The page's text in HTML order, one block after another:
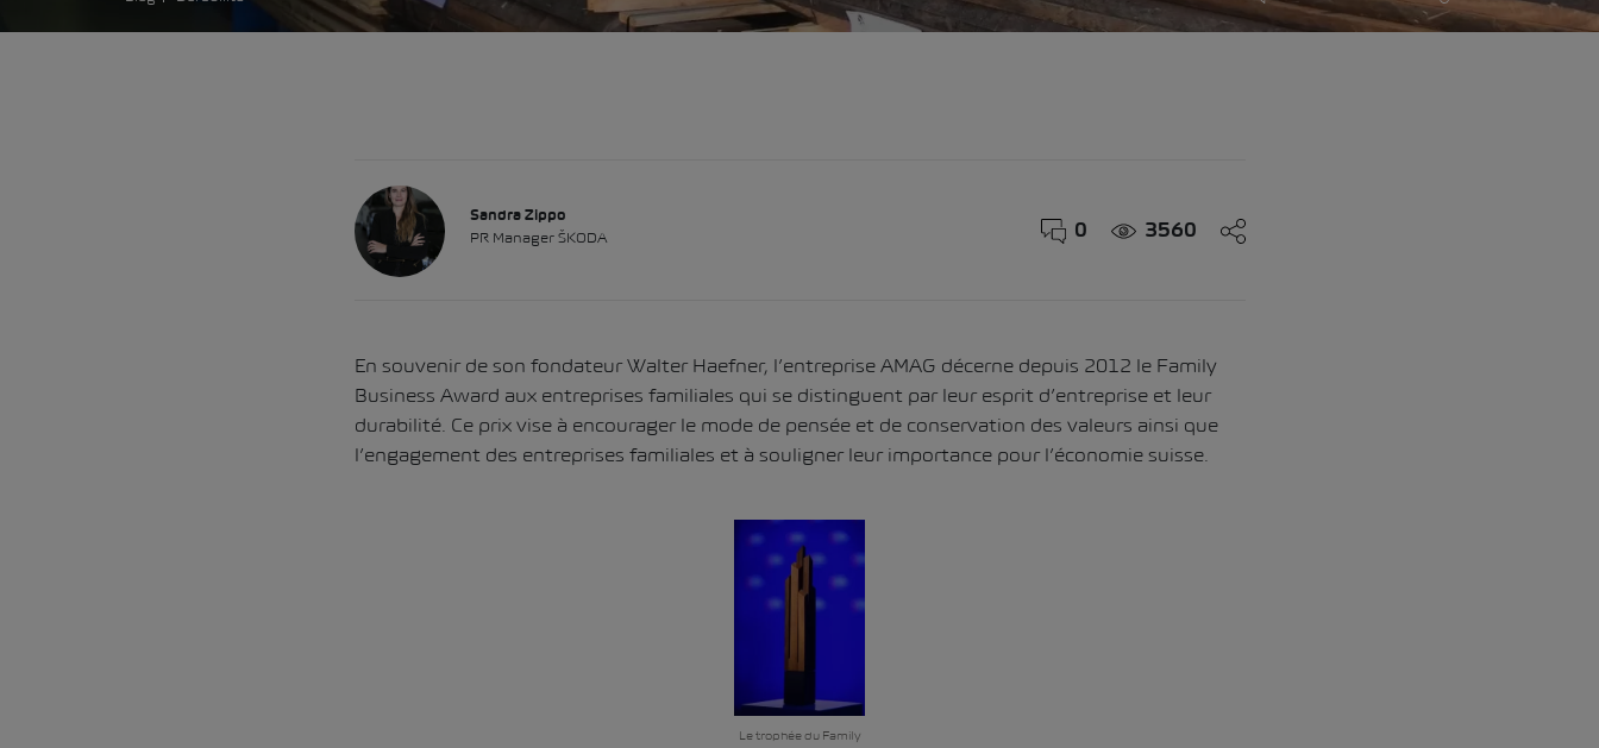
Sandra Zippo
PR Manager ŠKODA 0 3560
En souvenir de son fondateur Walter Haefner, l’entreprise AMAG décerne depuis 2012 le Family
Business Award aux entreprises familiales qui se distinguent par leur esprit d’entreprise et leur
durabilité. Ce prix vise à encourager le mode de pensée et de conservation des valeurs ainsi que
l’engagement des entreprises familiales et à souligner leur importance pour l’économie suisse.
Le trophée du Family